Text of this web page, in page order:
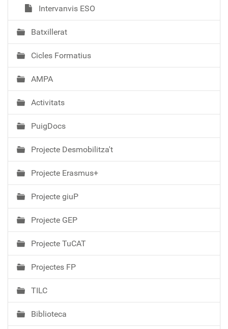
Intervanvis ESO
Batxillerat
Cicles Formatius
AMPA
Activitats
PuigDocs
Projecte Desmobilitza't
Projecte Erasmus+
Projecte giuP
Projecte GEP
Projecte TuCAT
Projectes FP
TILC
Biblioteca